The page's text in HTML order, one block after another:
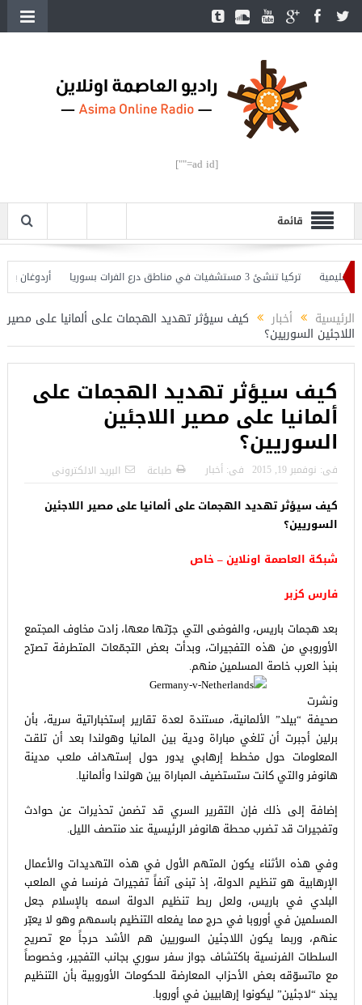
[ad id=""]
قائمة
تركيا تنشئ 3 مستشفيات في مناطق درع الفرات بسوريا
أردوغان يفتتح
الرئيسية أخبار كيف سيؤثر تهديد الهجمات على ألمانيا على مصير
اللاجئين السوريين؟
كيف سيؤثر تهديد الهجمات على
ألمانيا على مصير اللاجئين
السوريين؟
فى: نوفمبر 19, 2015 فى: أخبار طباعة البريد الالكترونى
كيف سيؤثر تهديد الهجمات على ألمانيا على مصير اللاجئين
السوريين؟
شبكة العاصمة اونلاين – خاص
فارس كزبر
بعد هجمات باريس، والفوضى التي جرّتها معها، زادت مخاوف المجتمع
الأوروبي من هذه التفجيرات، وبدأت بعض التجمّعات المتطرفة تصرّح
بنبذ العرب خاصة المسلمين منهم.
ونشرت
صحيفة “بيلد” الألمانية، مستندة لعدة تقارير إستخباراتية سرية، بأن
برلين أجبرت أن تلغي مباراة ودية بين المانيا وهولندا بعد أن تلقت
المعلومات حول مخطط إرهابي يدور حول إستهداف ملعب مدينة
هانوفر والتي كانت ستستضيف المباراة بين هولندا وألمانيا.
إضافة إلى ذلك فإن التقرير السري قد تضمن تحذيرات عن حوادث
وتفجيرات قد تضرب محطة هانوفر الرئيسية عند منتصف الليل.
وفي هذه الأثناء يكون المتهم الأول في هذه التهديدات والأعمال
الإرهابية هو تنظيم الدولة، إذ تبنى آنفاً تفجيرات فرنسا في الملعب
البلدي في باريس، ولعل ربط تنظيم الدولة اسمه بالإسلام جعل
المسلمين في أوروبا في حرج مما يفعله التنظيم باسمهم وهو لا يعبّر
عنهم، وربما يكون اللاجئين السوريين هم الأشد حرجاً مع تصريح
السلطات الفرنسية باكتشاف جواز سفر سوري بجانب التفجير، وخصوصاً
مع ماتسوّقه بعض الأحزاب المعارضة للحكومات الأوروبية بأن التنظيم
يجند “لاجئين” ليكونوا إرهابيين في أوروبا.